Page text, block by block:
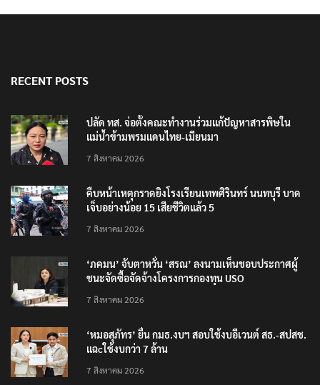
RECENT POSTS
ปลัด ทส. จ่อตั้งคณะทำงานร่วมแก้ปัญหาสารพิษใน
แม่น้ำข้ามพรมแดนไทย-เมียนมา
7 สิงหาคม 2026
คืบหน้าเหตุกราดยิงโรงเรียนเทพศิรินทร์ นนทบุรี บาด
เจ็บอย่างน้อย 15 เสียชีวิตแล้ว 5
7 สิงหาคม 2026
‘ภคมน’ จับตาหวั่น ‘สรณ’ ลงนามเห็นชอบประกาศผู้
ชนะจัดซื้อจัดจ้างโครงการกองทุน USO
7 สิงหาคม 2026
‘หมอสุภัทร’ ยื่น กมธ.งบฯ สอบใช้งบอีเวนต์ สธ.-สปสช.
แฉcใช้งบกว่า 7 ล้าน
7 สิงหาคม 2026